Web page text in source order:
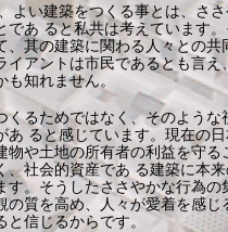
よい建築をつくる事とは、さ
であ ると私共は考えています
、其の建築に関わる人々との共
イアントは市民であるとも言え
知れません。
くるためではなく、そのような
あ ると感じています。現在の
物や土地の所有者の利益を守る
、社会的資産であ る建築に本
す。そうしたささやかな行為の
の質を高め、人々が愛着を感じ
信じるからです。